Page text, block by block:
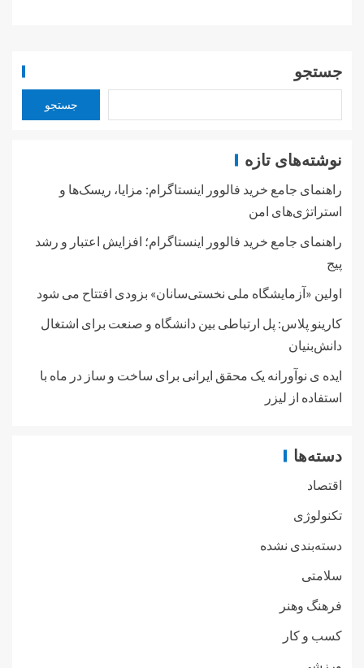
جستجو
جستجو
نوشته‌های تازه
راهنمای جامع خرید فالوور اینستاگرام: مزایا، ریسک‌ها و
استراتژی‌های امن
راهنمای جامع خرید فالوور اینستاگرام؛ افزایش اعتبار و رشد
پیج
اولین «آزمایشگاه ملی نخستی‌سانان» بزودی افتتاح می شود
کارینو پلاس: پل ارتباطی بین دانشگاه و صنعت برای اشتغال
دانش‌بنیان
ایده ی نوآورانه یک محقق ایرانی برای ساخت و ساز در ماه با
استفاده از لیزر
دسته‌ها
اقتصاد
تکنولوژی
دسته‌بندی نشده
سلامتی
فرهنگ وهنر
کسب و کار